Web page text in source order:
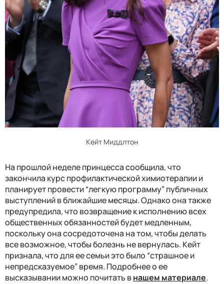
Кейт Миддлтон
На прошлой неделе принцесса сообщила, что
закончила курс профилактической химиотерапии и
планирует провести “легкую программу” публичных
выступлений в ближайшие месяцы. Однако она также
предупредила, что возвращение к исполнению всех
общественных обязанностей будет медленным,
поскольку она сосредоточена на том, чтобы делать
все возможное, чтобы болезнь не вернулась. Кейт
признала, что для ее семьи это было “страшное и
непредсказуемое” время. Подробнее о ее
высказывании можно почитать внашем материале.